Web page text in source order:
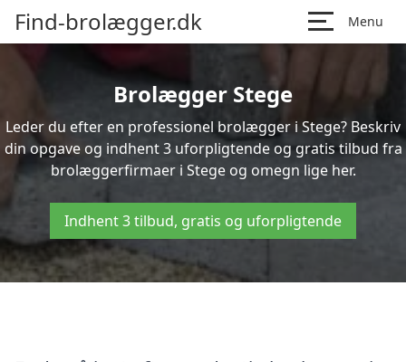
Find-brolægger.dk Menu
Brolægger Stege
Leder du efter en professionel brolægger i Stege? Beskriv
din opgave og indhent 3 uforpligtende og gratis tilbud fra
brolæggerfirmaer i Stege og omegn lige her.
Indhent 3 tilbud, gratis og uforpligtende